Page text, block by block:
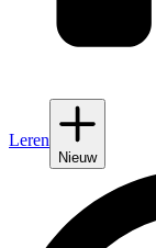
Leren
Nieuw